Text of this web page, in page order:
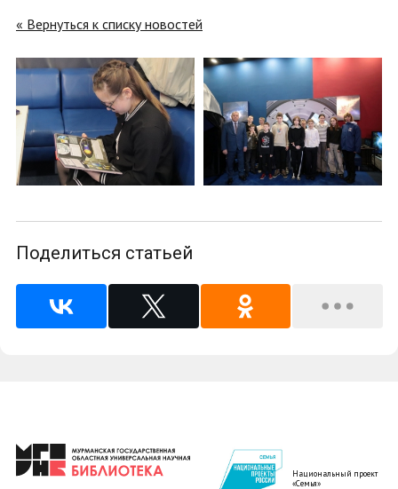
« Вернуться к списку новостей
Поделиться статьей
Национальный проект
«Семья»